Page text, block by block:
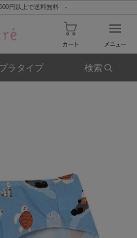
円以上で送料無料 -
ブラタイプ 検索